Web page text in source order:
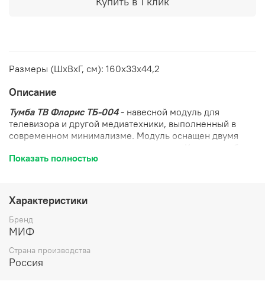
Размеры (ШхВхГ, см): 160х33х44,2
Описание
Тумба ТВ Флорис ТБ-004- навесной модуль для
телевизора и другой медиатехники, выполненный в
современном минимализме. Модуль оснащен двумя
изготовлен из ЛДСП, глянцевые фасады - МДФ. Фасады
Показать полностью
Характеристики
Бренд
МИФ
Страна производства
Россия